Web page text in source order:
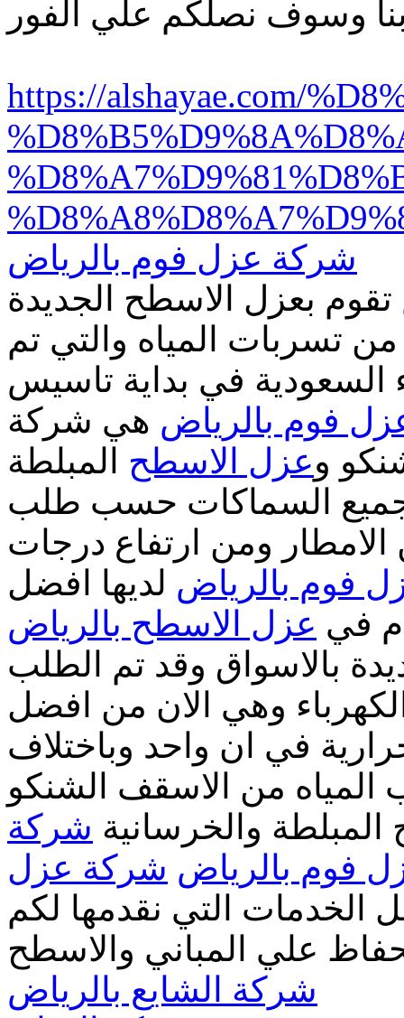
https://alshayae.com/
شركة عزل فوم بالرياض
تقوم بعزل الاسطح الجديدة
تسربات المياه والتي تم
السعودية في بداية تاسيس
فوم بالرياض هي شركة
وعزل الاسطح المبلطة
السماكات حسب طلب
ومن ارتفاع درجات
فوم بالرياض لديها افضل
في عزل الاسطح بالرياض
بالاسواق وقد تم الطلب
وهي الان من افضل
في ان واحد وباختلاف
من الاسقف الشنكو
والخرسانية شركة
فوم بالرياض شركة عزل
التي نقدمها لكم
علي المباني والاسطح
شركة الشايع بالرياض